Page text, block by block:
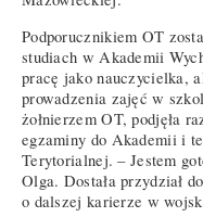
Podporucznikiem OT
studiach w Akademii
pracę jako nauczycielka,
prowadzenia zajęć w
żołnierzem OT, podjęła
egzaminy do Akademii i
Terytorialnej. – Jestem
Olga. Dostała przydział
o dalszej karierze w